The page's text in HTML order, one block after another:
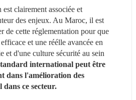
clairement associée et
des enjeux. Au Maroc, il est
de cette réglementation pour que
et une réélle avancée en
et d'une culture sécurité au sein
international peut être
dans l'amélioration des
ce secteur.